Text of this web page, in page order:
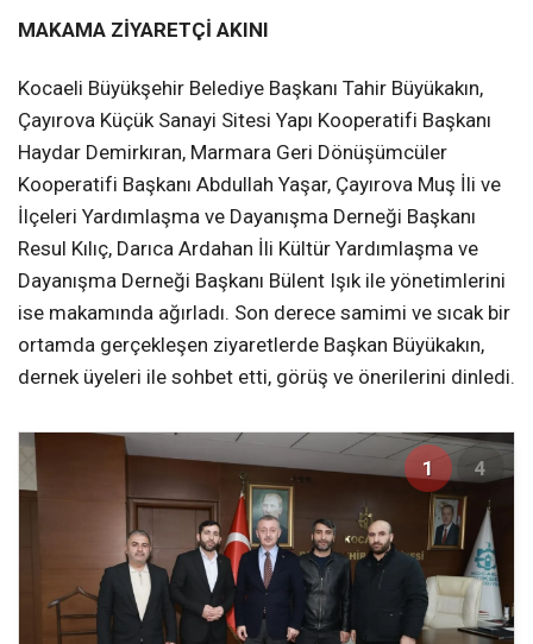
MAKAMA ZİYARETÇİ AKINI
Kocaeli Büyükşehir Belediye Başkanı Tahir Büyükakın,
Çayırova Küçük Sanayi Sitesi Yapı Kooperatifi Başkanı
Haydar Demirkıran, Marmara Geri Dönüşümcüler
Kooperatifi Başkanı Abdullah Yaşar, Çayırova Muş İli ve
İlçeleri Yardımlaşma ve Dayanışma Derneği Başkanı
Resul Kılıç, Darıca Ardahan İli Kültür Yardımlaşma ve
Dayanışma Derneği Başkanı Bülent Işık ile yönetimlerini
ise makamında ağırladı. Son derece samimi ve sıcak bir
ortamda gerçekleşen ziyaretlerde Başkan Büyükakın,
dernek üyeleri ile sohbet etti, görüş ve önerilerini dinledi.
1 4